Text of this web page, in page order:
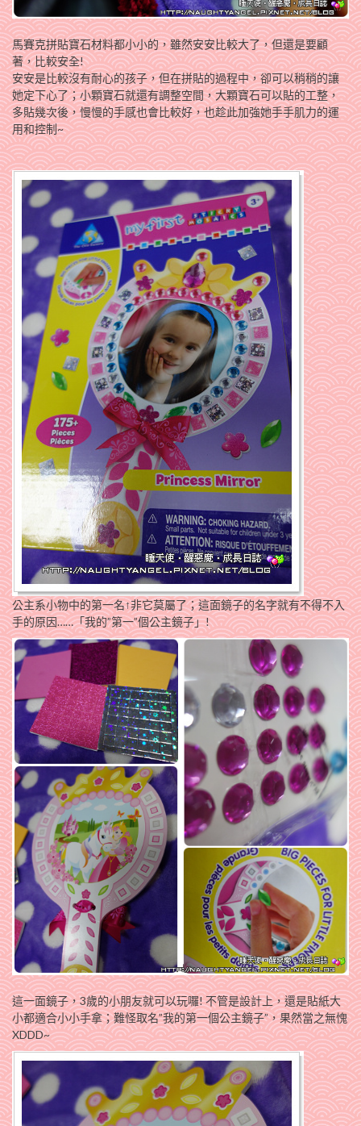
馬賽克拼貼寶石材料都小小的，雖然安安比較大了，但還是要顧
著，比較安全!
安安是比較沒有耐心的孩子，但在拼貼的過程中，卻可以稍稍的讓
她定下心了；小顆寶石就還有調整空間，大顆寶石可以貼的工整，
多貼幾次後，慢慢的手感也會比較好，也趁此加強她手手肌力的運
用和控制~
公主系小物中的第一名↑非它莫屬了；這面鏡子的名字就有不得不入
手的原因……「我的”第一”個公主鏡子」!
這一面鏡子，3歲的小朋友就可以玩囉! 不管是設計上，還是貼紙大
小都適合小小手拿；難怪取名”我的第一個公主鏡子”，果然當之無愧
XDDD~